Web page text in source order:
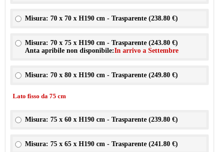
Misura: 70 x 70 x H190 cm - Trasparente (238.80 €)
Misura: 70 x 75 x H190 cm - Trasparente (243.80 €)
Anta apribile non disponibile:In arrivo a Settembre
Misura: 70 x 80 x H190 cm - Trasparente (249.80 €)
Lato fisso da 75 cm
Misura: 75 x 60 x H190 cm - Trasparente (239.80 €)
Misura: 75 x 65 x H190 cm - Trasparente (241.80 €)